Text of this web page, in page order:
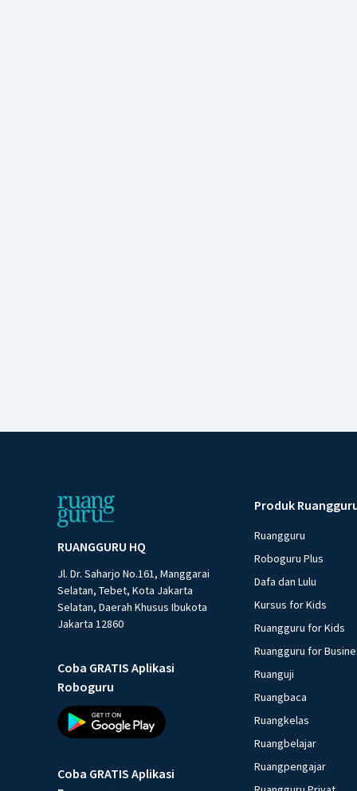
RUANGGURU HQ
Jl. Dr. Saharjo No.161, Manggarai
Selatan, Tebet, Kota Jakarta
Selatan, Daerah Khusus Ibukota
Jakarta 12860
Coba GRATIS Aplikasi
Roboguru
Coba GRATIS Aplikasi
Produk
Ruangguru
Roboguru Plus
Dafa dan Lulu
Kursus for Kids
Ruangguru for Kids
Ruangguru for
Ruanguji
Ruangbaca
Ruangkelas
Ruangbelajar
Ruangpengajar